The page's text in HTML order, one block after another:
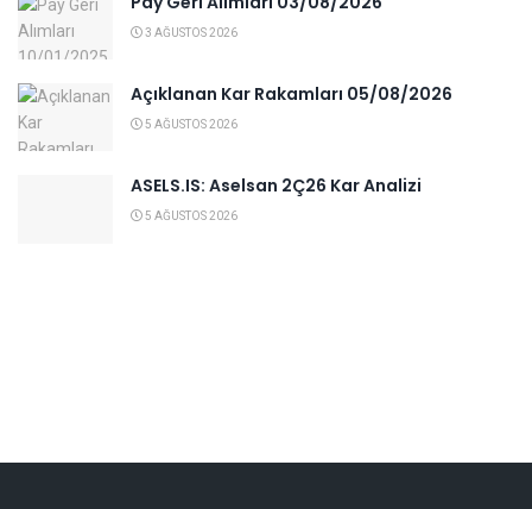
3 AĞUSTOS 2026
Açıklanan Kar Rakamları 05/08/2026
5 AĞUSTOS 2026
ASELS.IS: Aselsan 2Ç26 Kar Analizi
5 AĞUSTOS 2026